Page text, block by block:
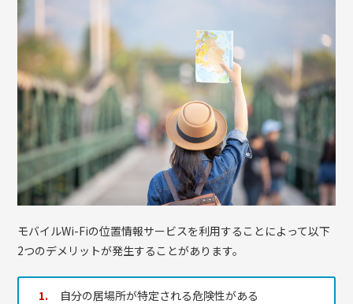
モバイルWi-Fiの位置情報サービスを利用することによって以下
2つのデメリットが発生することがあります。
自分の居場所が特定される危険性がある